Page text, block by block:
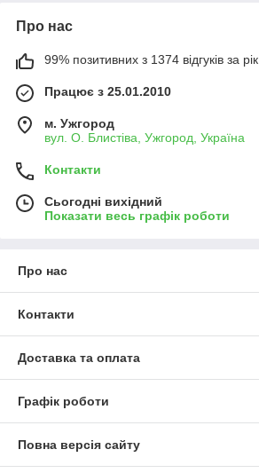
Про нас
99% позитивних з 1374 відгуків за рік
Працює з 25.01.2010
м. Ужгород
вул. О. Блистіва, Ужгород, Україна
Контакти
Сьогодні вихідний
Показати весь графік роботи
Про нас
Контакти
Доставка та оплата
Графік роботи
Повна версія сайту